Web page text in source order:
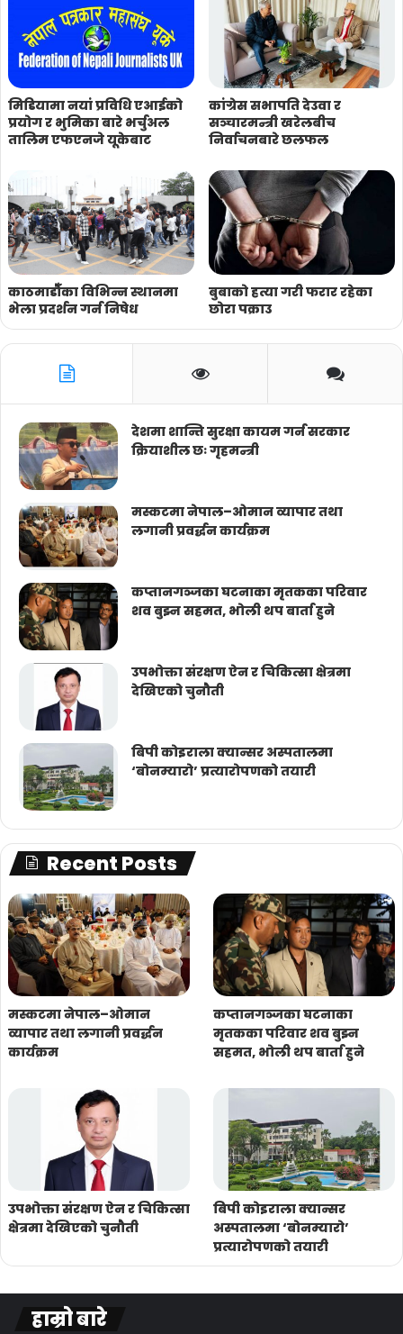
मिडियामा नयां प्रविधि एआईको
प्रयोग र भुमिका बारे भर्चुअल
तालिम एफएनजे यूकेबाट
कांग्रेस सभापति देउवा र
सञ्चारमन्त्री खरेलबीच
निर्वाचनबारे छलफल
काठमाडौँका विभिन्न स्थानमा
भेला प्रदर्शन गर्न निषेध
बुबाको हत्या गरी फरार रहेका
छोरा पक्राउ
देशमा शान्ति सुरक्षा कायम गर्न सरकार
क्रियाशील छः गृहमन्त्री
मस्कटमा नेपाल–ओमान व्यापार तथा
लगानी प्रवर्द्धन कार्यक्रम
कप्तानगञ्जका घटनाका मृतकका परिवार
शव बुझ्न सहमत, भोली थप बार्ता हुने
उपभोक्ता संरक्षण ऐन र चिकित्सा क्षेत्रमा
देखिएको चुनौती
बिपी कोइराला क्यान्सर अस्पतालमा
‘बोनम्यारो’ प्रत्यारोपणको तयारी
Recent Posts
मस्कटमा नेपाल–ओमान
व्यापार तथा लगानी प्रवर्द्धन
कार्यक्रम
कप्तानगञ्जका घटनाका
मृतकका परिवार शव बुझ्न
सहमत, भोली थप बार्ता हुने
उपभोक्ता संरक्षण ऐन र चिकित्सा
क्षेत्रमा देखिएको चुनौती
बिपी कोइराला क्यान्सर
अस्पतालमा ‘बोनम्यारो’
प्रत्यारोपणको तयारी
हाम्रो बारे